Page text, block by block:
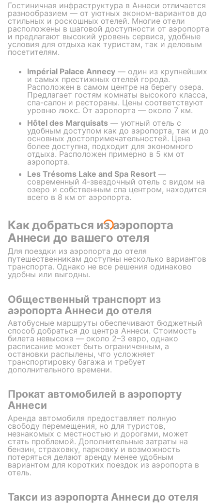
Гостиничная инфраструктура в Аннеси отличается
разнообразием — от уютных эконом-вариантов до
стильных и роскошных отелей. Многие отели
расположены в шаговой доступности от аэропорта
и предлагают высокий уровень сервиса, удобные
условия для отдыха как туристам, так и деловым
посетителям.
Impérial Palace Annecy — один из крупнейших
и самых престижных отелей города.
Расположен в самом центре на берегу озера.
Предлагает гостям комнаты высокого класса,
спа-салон и рестораны. Цены соответствуют
уровню люкс. От аэропорта — около 7 км.
Hôtel des Marquisats — уютный отель с
удобным доступом как до аэропорта, так и до
основных достопримечательностей. Цена
более доступна, подходит для экономного
отдыха. Расположен примерно в 5 км от
аэропорта.
Les Trésoms Lake and Spa Resort —
современный 4-звездочный отель с видом на
озеро и собственным спа центром, находится
всего в 8 км от аэропорта.
Как добраться из аэропорта
Аннеси до вашего отеля
Для поездки из аэропорта до отеля
путешественникам доступны несколько вариантов
транспорта. Однако не все решения одинаково
удобны или выгодны.
Общественный транспорт из
аэропорта Аннеси до отеля
Автобусные маршруты обеспечивают бюджетный
способ добраться до центра Аннеси. Стоимость
билета невысока — около 2–3 евро, однако
расписание может быть ограниченным, а
остановки распылены, что усложняет
транспортировку багажа и требует
дополнительного времени.
Прокат автомобилей в аэропорту
Аннеси
Аренда автомобиля предоставляет полную
свободу перемещения, но для туристов,
незнакомых с местностью и дорогами, может
стать проблемой. Дополнительные затраты на
бензин, страховку, парковку и возможность
потеряться делают аренду менее удобным
вариантом для коротких поездок из аэропорта в
отель.
Такси из аэропорта Аннеси до отеля